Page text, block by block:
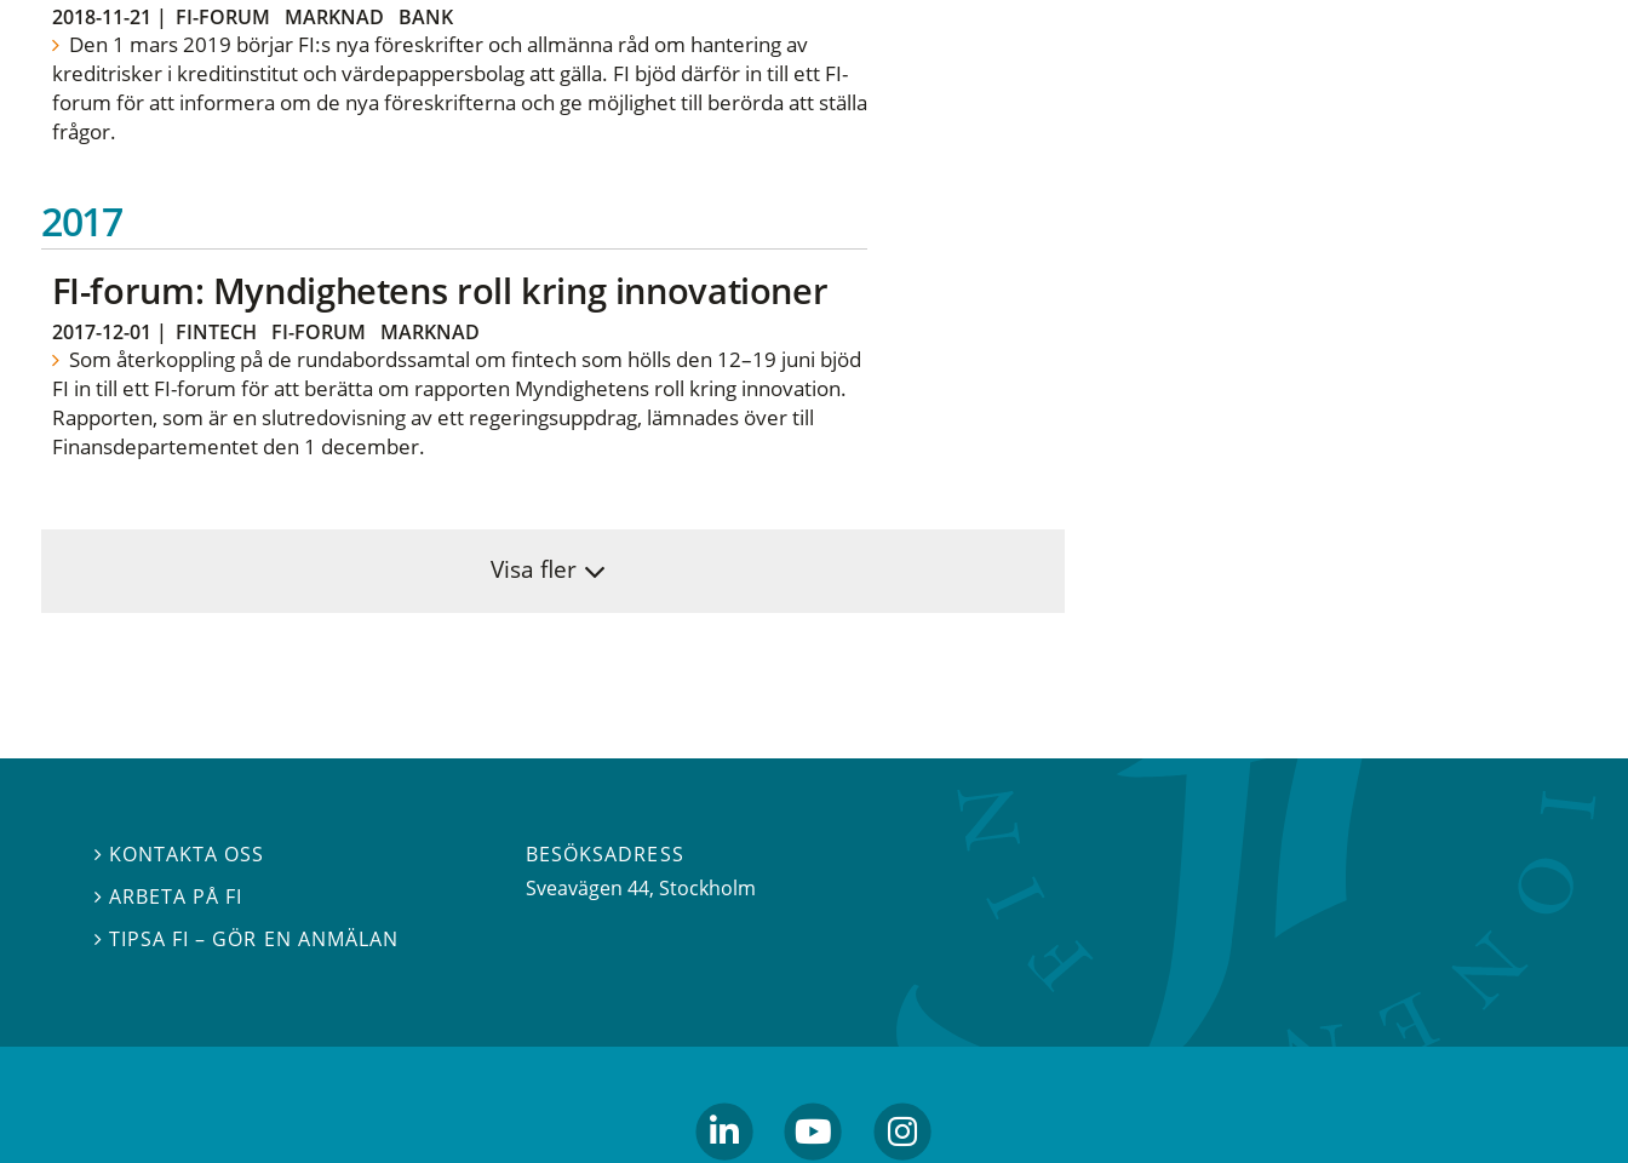
2018-11-21 | FI-FORUM MARKNAD BANK
Den 1 mars 2019 börjar FI:s nya föreskrifter och allmänna råd om hantering av
kreditrisker i kreditinstitut och värdepappersbolag att gälla. FI bjöd därför in till ett FI-
forum för att informera om de nya föreskrifterna och ge möjlighet till berörda att ställa
frågor.
2017
FI-forum: Myndighetens roll kring innovationer
2017-12-01 | FINTECH FI-FORUM MARKNAD
Som återkoppling på de rundabordssamtal om fintech som hölls den 12–19 juni bjöd
FI in till ett FI-forum för att berätta om rapporten Myndighetens roll kring innovation.
Rapporten, som är en slutredovisning av ett regeringsuppdrag, lämnades över till
Finansdepartementet den 1 december.
Visa fler
 KONTAKTA OSS
ARBETA PÅ FI
TIPSA FI – GÖR EN ANMÄLAN
BESÖKSADRESS
Sveavägen 44, Stockholm